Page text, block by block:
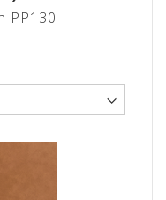
PP130